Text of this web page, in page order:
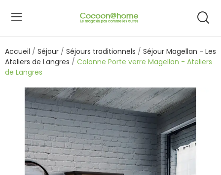
Accueil Séjour Séjours traditionnels
Séjour Magellan - Les
Ateliers de Langres
Colonne Porte verre Magellan - Ateliers
de Langres